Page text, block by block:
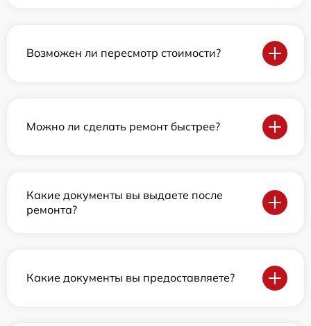
Возможен ли пересмотр стоимости?
Можно ли сделать ремонт быстрее?
Какие документы вы выдаете после
ремонта?
Какие документы вы предоставляете?